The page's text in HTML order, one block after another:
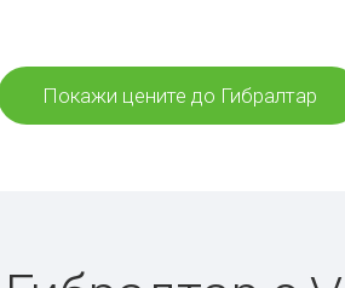
Покажи цените до Гибралтар